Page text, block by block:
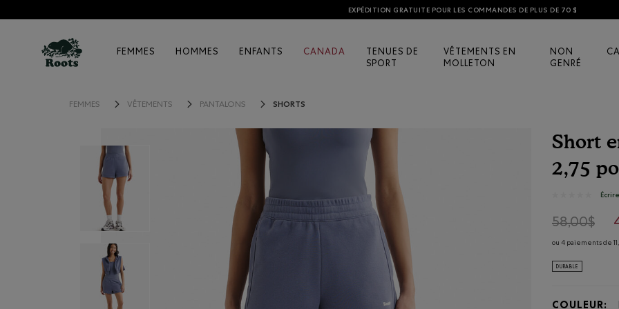
EXPÉDITION GRATUITE POUR LES COMMANDES DE PLUS DE 70 $
FEMMES HOMMES ENFANTS CANADA
TENUES DE
SPORT
VÊTEMENTS EN
MOLLETON
NON
GENRÉ
FEMMES VÊTEMENTS PANTALONS SHORTS
Short
2,75 po
5 sur 5
pour
estival
58,00$
ou 4 paiements de
DURABLE
COULEUR: